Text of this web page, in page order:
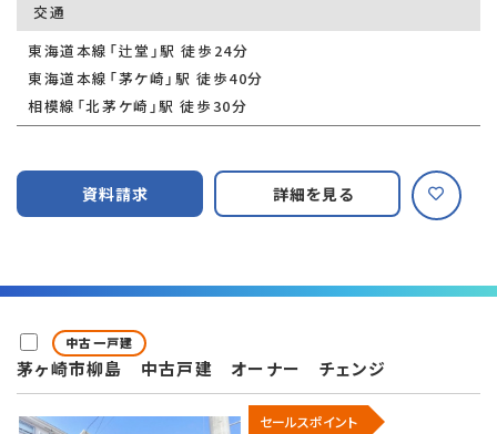
交通
東海道本線「辻堂」駅 徒歩24分
東海道本線「茅ケ崎」駅 徒歩40分
相模線「北茅ケ崎」駅 徒歩30分
資料請求 詳細を見る
中古一戸建
茅ヶ崎市柳島 中古戸建 オーナー チェンジ
セールスポイント